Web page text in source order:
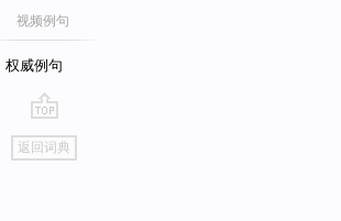
视频例句
权威例句
go
top
返回词典